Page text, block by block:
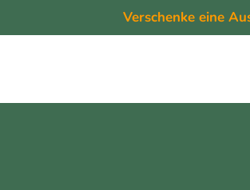
Verschenke eine